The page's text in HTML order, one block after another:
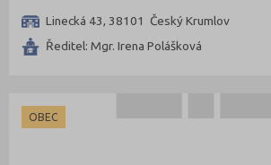
Linecká 43, 38101 Český Krumlov
Ředitel: Mgr. Irena Polášková
OBEC